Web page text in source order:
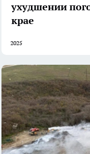
ухудшении
крае
2025